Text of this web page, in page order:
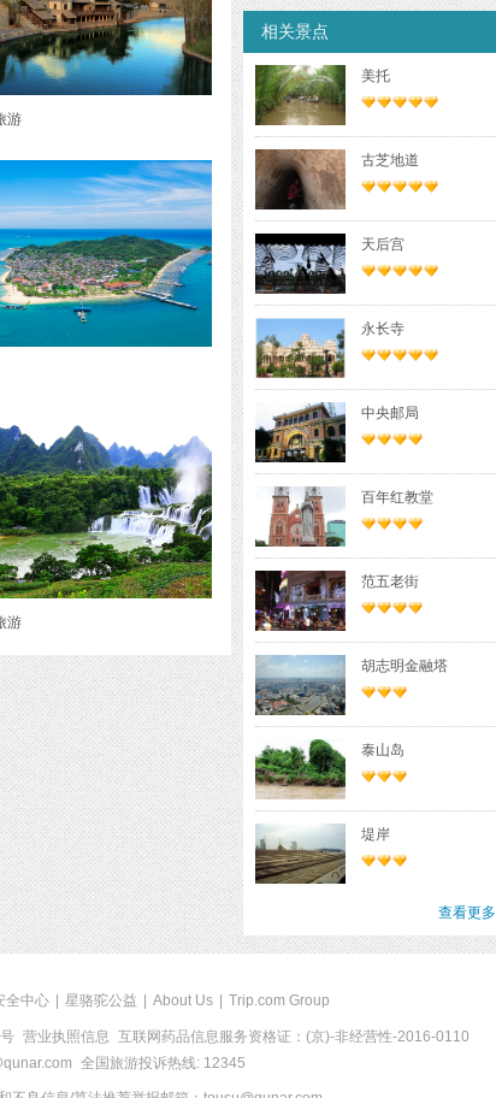
游
游
相关景点
美托
古芝地道
天后宫
永长寺
中央邮局
百年红教堂
范五老街
胡志明金融塔
泰山岛
堤岸
查看更多
全中心 星骆驼公益 About Us Trip.com Group
营业执照信息 互联网药品信息服务资格证：(京)-非经营性-2016-0110
全国旅游投诉热线: 12345